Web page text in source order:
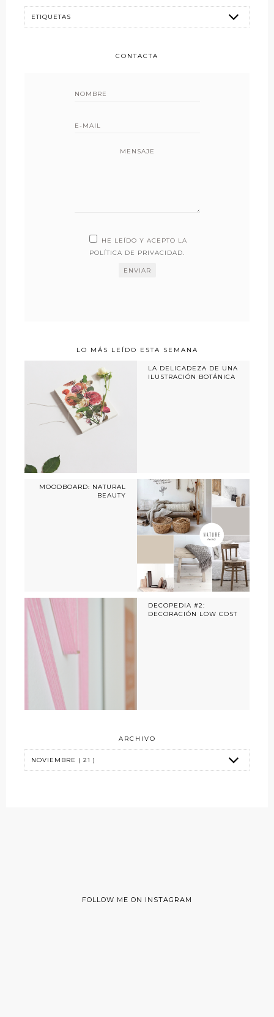
CONTACTA
MENSAJE
HE LEÍDO Y ACEPTO LA
POLÍTICA DE PRIVACIDAD.
LO MÁS LEÍDO ESTA SEMANA
LA DELICADEZA DE UNA
ILUSTRACIÓN BOTÁNICA
MOODBOARD: NATURAL
BEAUTY
DECOPEDIA #2:
DECORACIÓN LOW COST
ARCHIVO
FOLLOW ME ON INSTAGRAM